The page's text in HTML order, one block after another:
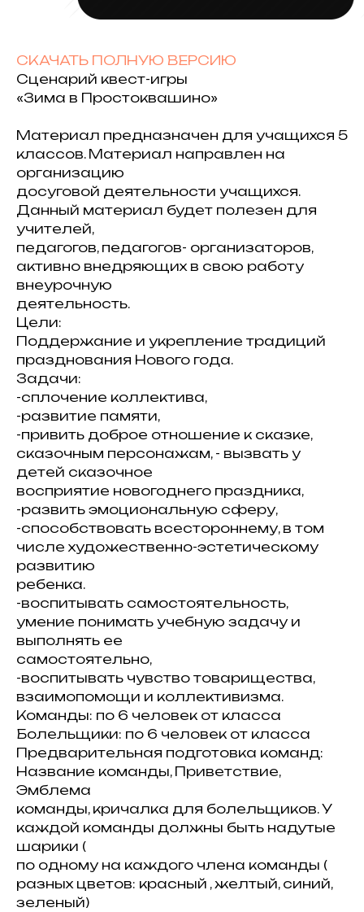
СКАЧАТЬ ПОЛНУЮ ВЕРСИЮ
Сценарий квест-игры
«Зима в Простоквашино»
Материал предназначен для учащихся 5
классов. Материал направлен на
организацию
досуговой деятельности учащихся.
Данный материал будет полезен для
учителей,
педагогов, педагогов- организаторов,
активно внедряющих в свою работу
внеурочную
деятельность.
Цели:
Поддержание и укрепление традиций
празднования Нового года.
Задачи:
-сплочение коллектива,
-развитие памяти,
-привить доброе отношение к сказке,
сказочным персонажам, - вызвать у
детей сказочное
восприятие новогоднего праздника,
-развить эмоциональную сферу,
-способствовать всестороннему, в том
числе художественно-эстетическому
развитию
ребенка.
-воспитывать самостоятельность,
умение понимать учебную задачу и
выполнять ее
самостоятельно,
-воспитывать чувство товарищества,
взаимопомощи и коллективизма.
Команды: по 6 человек от класса
Болельщики: по 6 человек от класса
Предварительная подготовка команд:
Название команды, Приветствие,
Эмблема
команды, кричалка для болельщиков. У
каждой команды должны быть надутые
шарики (
по одному на каждого члена команды (
разных цветов: красный , желтый, синий,
зеленый)